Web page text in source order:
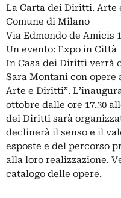
La Carta dei Diritti.
Comune di Milano
Via Edmondo de Amicis
Un evento: Expo in Città
In Casa dei Diritti verrà
Sara Montani con opere
Arte e Diritti”.
ottobre dalle ore 17.30
dei Diritti sarà
declinerà il senso e il
esposte e del percorso
alla loro realizzazione.
catalogo delle opere.